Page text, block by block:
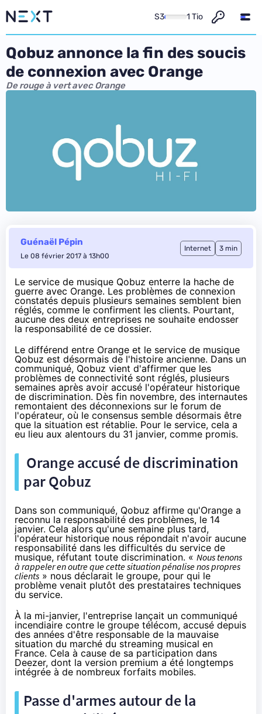
S3 1 Tio
Qobuz annonce la fin des soucis
de connexion avec Orange
De rouge à vert avec Orange
Guénaël Pépin
Le 08 février 2017 à 13h00
Internet 3 min
Le service de musique Qobuz enterre la hache de
guerre avec Orange. Les problèmes de connexion
constatés depuis plusieurs semaines semblent bien
réglés, comme le confirment les clients. Pourtant,
aucune des deux entreprises ne souhaite endosser
la responsabilité de ce dossier.
Le différend entre Orange et le service de musique
Qobuz est désormais de l'histoire ancienne. Dans un
communiqué, Qobuz vient d'affirmer que les
problèmes de connectivité sont réglés, plusieurs
semaines après avoir accusé l'opérateur historique
de discrimination. Dès fin novembre, des internautes
remontaient des déconnexions sur le forum de
l'opérateur, où le consensus semble désormais être
que la situation est rétablie. Pour le service, cela a
eu lieu aux alentours du 31 janvier, comme promis.
Orangeaccusé de discrimination
par Qobuz
Dans son communiqué, Qobuz affirme qu'Orange a
reconnu la responsabilité des problèmes, le 14
janvier. Cela alors qu'une semaine plus tard,
l'opérateur historique nous répondait n'avoir aucune
responsabilité dans les difficultés du service de
musique, réfutant toute discrimination. « Nous tenons
à rappeler en outre que cette situation pénalise nos propres
clients » nous déclarait le groupe, pour qui le
problème venait plutôt des prestataires techniques
du service.
À la mi-janvier, l'entreprise lançait un communiqué
incendiaire contre le groupe télécom, accusé depuis
des années d'être responsable de la mauvaise
situation du marché du streaming musical en
France. Cela à cause de sa participation dans
Deezer, dont la version premium a été longtemps
intégrée à de nombreux forfaits mobiles.
Passe d'armes autour de la